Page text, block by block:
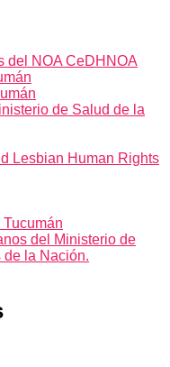
del NOA CeDHNOA
de Salud de la
Lesbian Human Rights
del Ministerio de
de la Nación.